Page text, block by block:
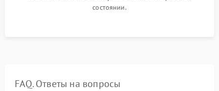
состоянии.
FAQ. Ответы на вопросы